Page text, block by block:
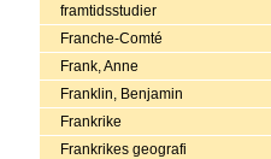
framtidsstudier
Franche-Comté
Frank, Anne
Franklin, Benjamin
Frankrike
Frankrikes geografi